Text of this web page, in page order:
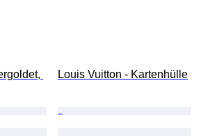
Louis Vuitton - Kartenhülle